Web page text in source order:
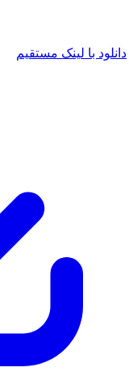
دانلود با لینک مستقیم